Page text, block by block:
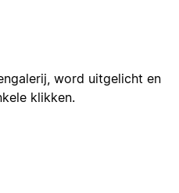
word uitgelicht en
klikken.